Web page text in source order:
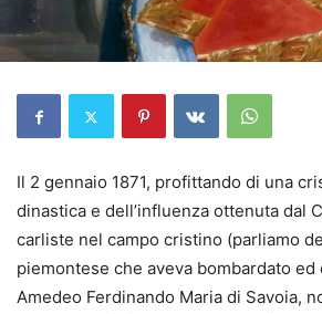
Il 2 gennaio 1871, profittando di una
dinastica e dell’influenza ottenuta dal
carliste nel campo cristino (parliamo
piemontese che aveva bombardato ed
Amedeo Ferdinando Maria di Savoia,